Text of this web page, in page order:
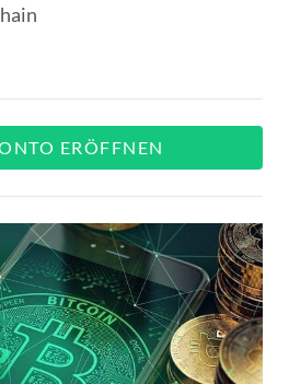
ERÖFFNEN